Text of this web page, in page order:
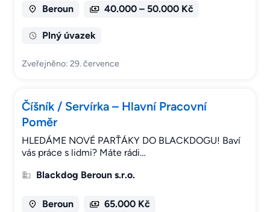
Beroun 40.000 – 50.000 Kč
Plný úvazek
Zveřejněno: 29. července
Číšník / Servírka – Hlavní Pracovní
Poměr
HLEDÁME NOVÉ PARŤÁKY DO BLACKDOGU! Baví
vás práce s lidmi? Máte rádi…
Blackdog Beroun s.r.o.
Beroun 65.000 Kč